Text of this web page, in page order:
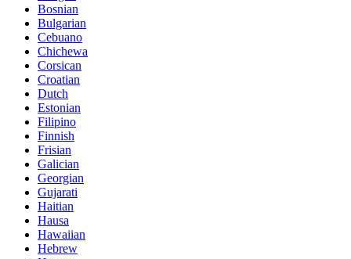
Bosnian
Bulgarian
Cebuano
Chichewa
Corsican
Croatian
Dutch
Estonian
Filipino
Finnish
Frisian
Galician
Georgian
Gujarati
Haitian
Hausa
Hawaiian
Hebrew